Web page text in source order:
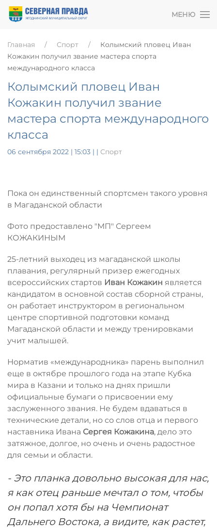
МЕНЮ
Главная Спорт
Колымский пловец Иван
Кожакин получил звание мастера спорта
международного класса
Колымский пловец Иван
Кожакин получил звание
мастера спорта международного
класса
06 сентября 2022 | 15:03 | | Спорт
Пока он единственный спортсмен такого уровня
в Магаданской области
Фото предоставлено "МП" Сергеем
КОЖАКИНЫМ
25-летний выходец из магаданской школы
плавания, регулярный призер ежегодных
всероссийских стартов Иван Кожакин является
кандидатом в основной состав сборной страны,
он работает инструктором в региональном
центре спортивной подготовки команд
Магаданской области и между тренировками
учит малышей.
Норматив «международника» парень выполнил
еще в октябре прошлого года на этапе Кубка
мира в Казани и только на днях пришли
официальные бумаги о присвоении ему
заслуженного звания. Не будем вдаваться в
технические детали, но со слов отца и первого
наставника Ивана Сергея Кожакина, дело это
затяжное, долгое, но очень и очень радостное
для семьи и области.
- Это планка довольно высокая для нас,
я как отец раньше мечтал о том, чтобы
он попал хотя бы на Чемпионат
Дальнего Востока, а видите, как растет,